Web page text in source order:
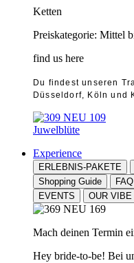
Ketten
Preiskategorie: Mittel
find us here
Du findest unseren
Düsseldorf, Köln und
Juwelblüte
Experience
ERLEBNIS-PAKETE
Shopping Guide
FAQ
EVENTS
OUR VIBE
Mach deinen Termin
Hey bride-to-be! Bei